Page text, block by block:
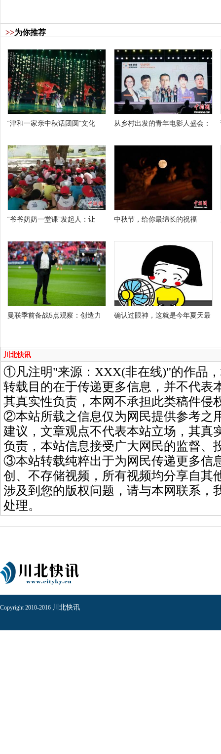
>>为你推荐
“津和一家亲中秋话团圆”文化 从乡村出发的青年电影人盛会：
“爷爷奶奶一堂课”发起人：让 中秋节，给你最绵长的祝福
曼联季前备战5点观察：创造力 确认过眼神，这就是今年夏天最
川北快讯
①凡注明"来源：XXX(非在线)"的作品
转载目的在于传递更多信息，并不代表
其真实性负责，本网不承担此类稿件侵
②本站所载之信息仅为网民提供参考之
建议，文章观点不代表本站立场，其真
负责，本站信息接受广大网民的监督、
③本站转载纯粹出于为网民传递更多信
创、不存储视频，所有视频均分享自其
涉及到您的版权问题，请与本网联系，
处理。
Copyright 2010-2016 川北快讯